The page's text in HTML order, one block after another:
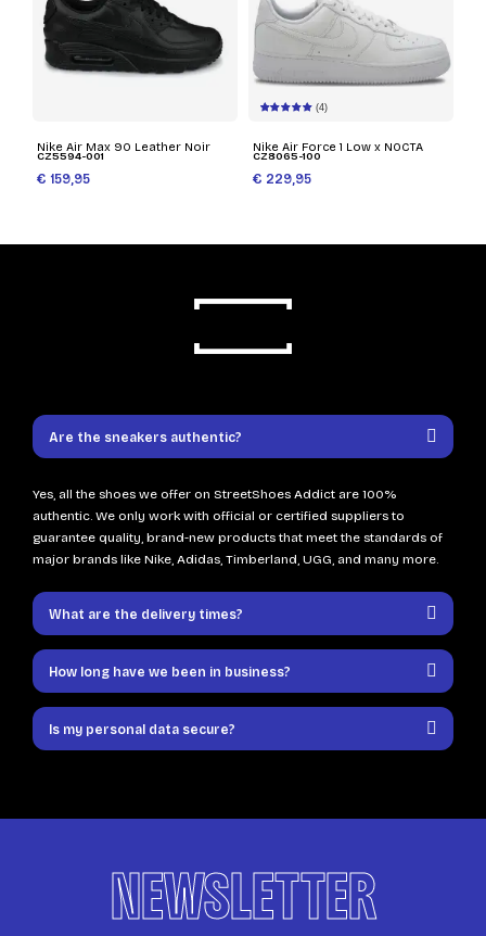
Nike Air Max 90 Leather Noir
CZ5594-001
€ 159,95
(4)
Nike Air Force 1 Low x NOCTA
CZ8065-100
€ 229,95
Are the sneakers authentic?
Yes, all the shoes we offer on StreetShoes Addict are 100%
authentic. We only work with official or certified suppliers to
guarantee quality, brand-new products that meet the standards of
major brands like Nike, Adidas, Timberland, UGG, and many more.
What are the delivery times?
How long have we been in business?
Is my personal data secure?
NEWSLETTER